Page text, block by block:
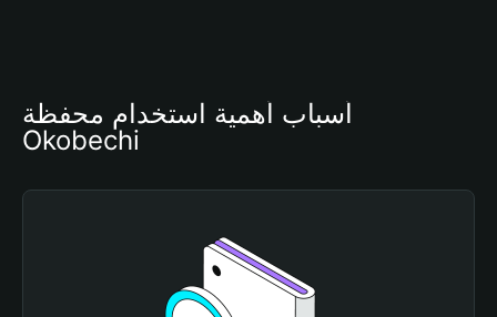
أسباب أهمية استخدام محفظة
Okobechi